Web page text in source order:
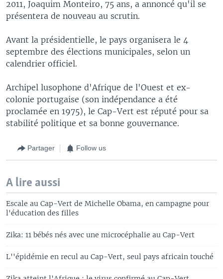
2011, Joaquim Monteiro, 75 ans, a annoncé qu'il se
présentera de nouveau au scrutin.
Avant la présidentielle, le pays organisera le 4
septembre des élections municipales, selon un
calendrier officiel.
Archipel lusophone d'Afrique de l'Ouest et ex-
colonie portugaise (son indépendance a été
proclamée en 1975), le Cap-Vert est réputé pour sa
stabilité politique et sa bonne gouvernance.
Partager Follow us
A lire aussi
Escale au Cap-Vert de Michelle Obama, en campagne pour
l'éducation des filles
Zika: 11 bébés nés avec une microcéphalie au Cap-Vert
L''épidémie en recul au Cap-Vert, seul pays africain touché